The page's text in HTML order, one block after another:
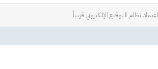
نظام التوقيع الإلكتروني قريباً